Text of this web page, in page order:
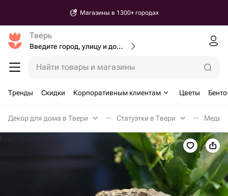
Магазины в 1300+ городах
Тверь
Введите город, улицу и дом доставки
Найти товары и магазины
Тренды Скидки Корпоративным клиентам Цветы
Декор для дома в Твери Статуэтки в Твери